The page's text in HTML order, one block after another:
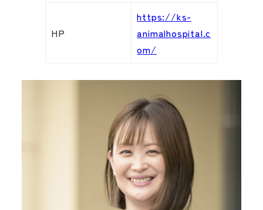
HP
https://ks-
animalhospital.c
om/